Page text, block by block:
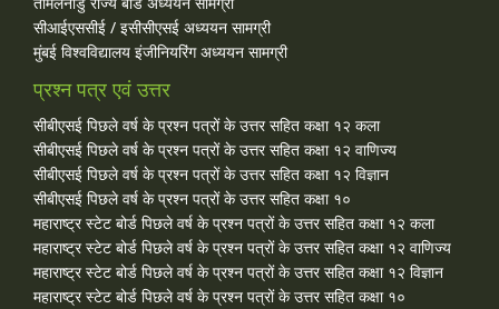
सीआईएससीई / इसीसीएसई अध्ययन सामग्री
मुंबई विश्वविद्यालय इंजीनियरिंग अध्ययन सामग्री
प्रश्न पत्र एवं उत्तर
सीबीएसई पिछले वर्ष के प्रश्न पत्रों के उत्तर सहित कक्षा १२ कला
सीबीएसई पिछले वर्ष के प्रश्न पत्रों के उत्तर सहित कक्षा १२ वाणिज्य
सीबीएसई पिछले वर्ष के प्रश्न पत्रों के उत्तर सहित कक्षा १२ विज्ञान
सीबीएसई पिछले वर्ष के प्रश्न पत्रों के उत्तर सहित कक्षा १०
महाराष्ट्र स्टेट बोर्ड पिछले वर्ष के प्रश्न पत्रों के उत्तर सहित कक्षा १२ कला
महाराष्ट्र स्टेट बोर्ड पिछले वर्ष के प्रश्न पत्रों के उत्तर सहित कक्षा १२ वाणिज्य
महाराष्ट्र स्टेट बोर्ड पिछले वर्ष के प्रश्न पत्रों के उत्तर सहित कक्षा १२ विज्ञान
महाराष्ट्र स्टेट बोर्ड पिछले वर्ष के प्रश्न पत्रों के उत्तर सहित कक्षा १०